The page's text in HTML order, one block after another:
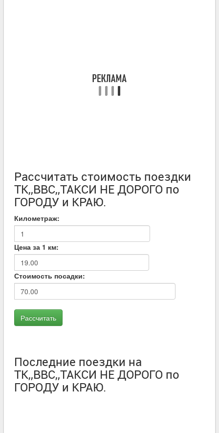
Рассчитать стоимость поездки
ТК,,ВВС,,ТАКСИ НЕ ДОРОГО по
ГОРОДУ и КРАЮ.
Километраж:
Цена за 1 км:
Стоимость посадки:
Последние поездки на
ТК,,ВВС,,ТАКСИ НЕ ДОРОГО по
ГОРОДУ и КРАЮ.